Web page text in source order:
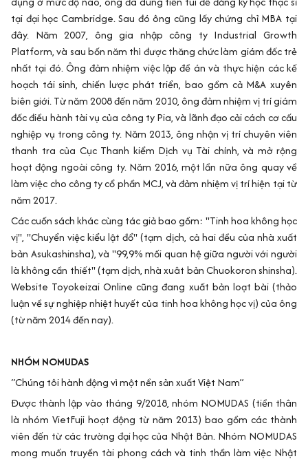
tại đại học Cambridge. Sau đó ông cũng lấy chứng chỉ MBA tại
đây. Năm 2007, ông gia nhập công ty Industrial Growth
Platform, và sau bốn năm thì được thăng chức làm giám đốc trẻ
nhất tại đó. Ông đảm nhiệm việc lập đề án và thực hiện các kế
hoạch tái sinh, chiến lược phát triển, bao gồm cả M&A xuyên
biên giới. Từ năm 2008 đến năm 2010, ông đảm nhiệm vị trí giám
đốc điều hành tài vụ của công ty Pia, và lãnh đạo cải cách cơ cấu
nghiệp vụ trong công ty. Năm 2013, ông nhận vị trí chuyên viên
thanh tra của Cục Thanh kiểm Dịch vụ Tài chính, và mở rộng
hoạt động ngoài công ty. Năm 2016, một lần nữa ông quay về
làm việc cho công ty cổ phần MCJ, và đảm nhiệm vị trí hiện tại từ
năm 2017.
Các cuốn sách khác cùng tác giả bao gồm: "Tinh hoa không học
vị", "Chuyển việc kiểu lật đổ" (tạm dịch, cả hai đều của nhà xuất
bản Asukashinsha), và "99,9% mối quan hệ giữa người với người
là không cần thiết" (tạm dịch, nhà xuât bản Chuokoron shinsha).
Website Toyokeizai Online cũng đang xuất bản loạt bài (thảo
luận về sự nghiệp nhiệt huyết của tinh hoa không học vị) của ông
(từ năm 2014 đến nay).
NHÓM NOMUDAS
“Chúng tôi hành động vì một nền sản xuất Việt Nam”
Được thành lập vào tháng 9/2018, nhóm NOMUDAS (tiền thân
là nhóm VietFuji hoạt động từ năm 2013) bao gồm các thành
viên đến từ các trường đại học của Nhật Bản. Nhóm NOMUDAS
mong muốn truyền tài phong cách và tinh thần làm việc Nhật